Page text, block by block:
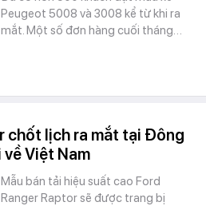
Peugeot 5008 và 3008 kể từ khi ra
mắt. Một số đơn hàng cuối tháng…
chốt lịch ra mắt tại Đông
về Việt Nam
Mẫu bán tải hiệu suất cao Ford
Ranger Raptor sẽ được trang bị